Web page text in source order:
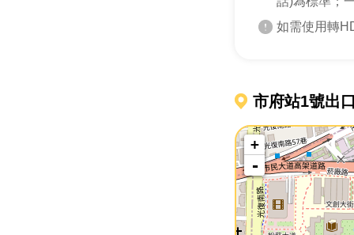
如需使用轉
市府站1號出
+
-